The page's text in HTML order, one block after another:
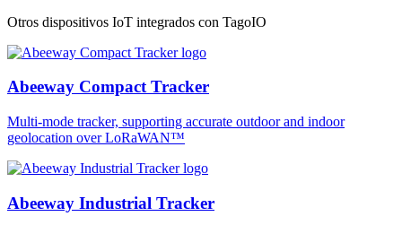
Otros dispositivos IoT integrados con TagoIO
Abeeway Compact Tracker
Multi-mode tracker, supporting accurate outdoor and indoor
geolocation over LoRaWAN™
Abeeway Industrial Tracker